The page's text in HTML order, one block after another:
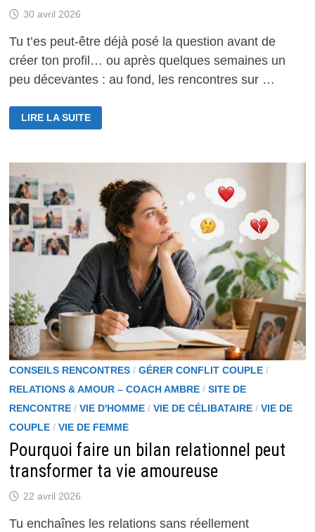
30 avril 2026
Tu t’es peut-être déjà posé la question avant de
créer ton profil… ou après quelques semaines un
peu décevantes : au fond, les rencontres sur …
RENCONTRES
FACILES
OU
INTERNET
QUOI
FAUT-
IL
VRAIMENT
S’ATTENDRE
LIRE LA SUITE
CONSEILS RENCONTRES/ GÉRER CONFLIT COUPLE/
RELATIONS & AMOUR – COACH AMBRE/ SITE DE
RENCONTRE/ VIE D'HOMME/ VIE DE CÉLIBATAIRE/ VIE DE
COUPLE/ VIE DE FEMME
Pourquoi faire un bilan relationnel peut
transformer ta vie amoureuse
22 avril 2026
Tu enchaînes les relations sans réellement